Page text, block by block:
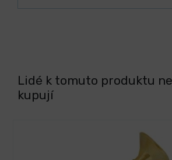
Lidé k tomuto produktu
kupují